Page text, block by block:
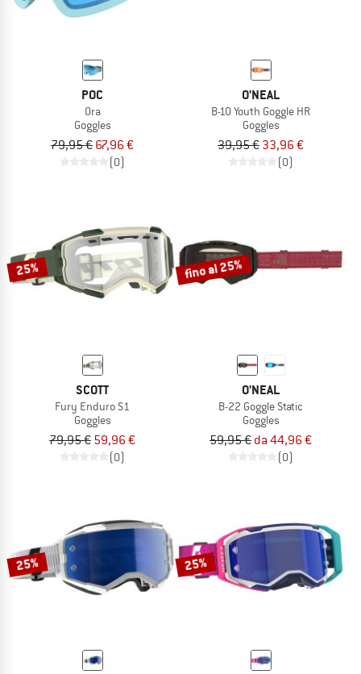
POC
Ora
Goggles
79,95 € 67,96 €
(0)
O'NEAL
B-10 Youth Goggle HR
Goggles
39,95 € 33,96 €
(0)
25%
SCOTT
Fury Enduro S1
Goggles
79,95 € 59,96 €
(0)
fino al 25%
O'NEAL
B-22 Goggle Static
Goggles
59,95 € da 44,96 €
(0)
25% 25%